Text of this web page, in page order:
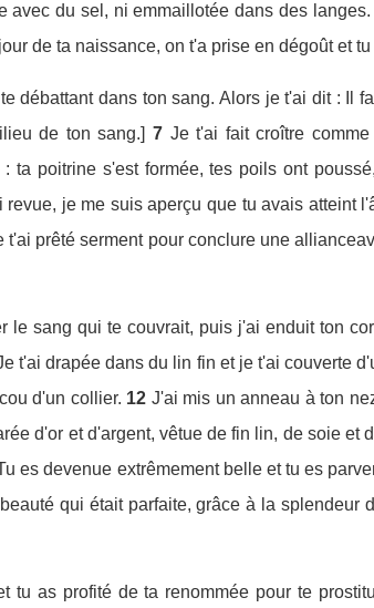
avec du sel, ni emmaillotée dans des langes.
de ta naissance, on t'a prise en dégoût et
débattant dans ton sang. Alors je t'ai dit : Il
de ton sang.] 7 Je t'ai fait croître
ta poitrine s'est formée, tes poils ont
je me suis aperçu que tu avais atteint
prêté serment pour conclure une
le sang qui te couvrait, puis j'ai enduit ton
t'ai drapée dans du lin fin et je t'ai couverte
d'un collier. 12 J'ai mis un anneau à ton
d'or et d'argent, vêtue de fin lin, de soie et
es devenue extrêmement belle et tu es
qui était parfaite, grâce à la splendeur
tu as profité de ta renommée pour te